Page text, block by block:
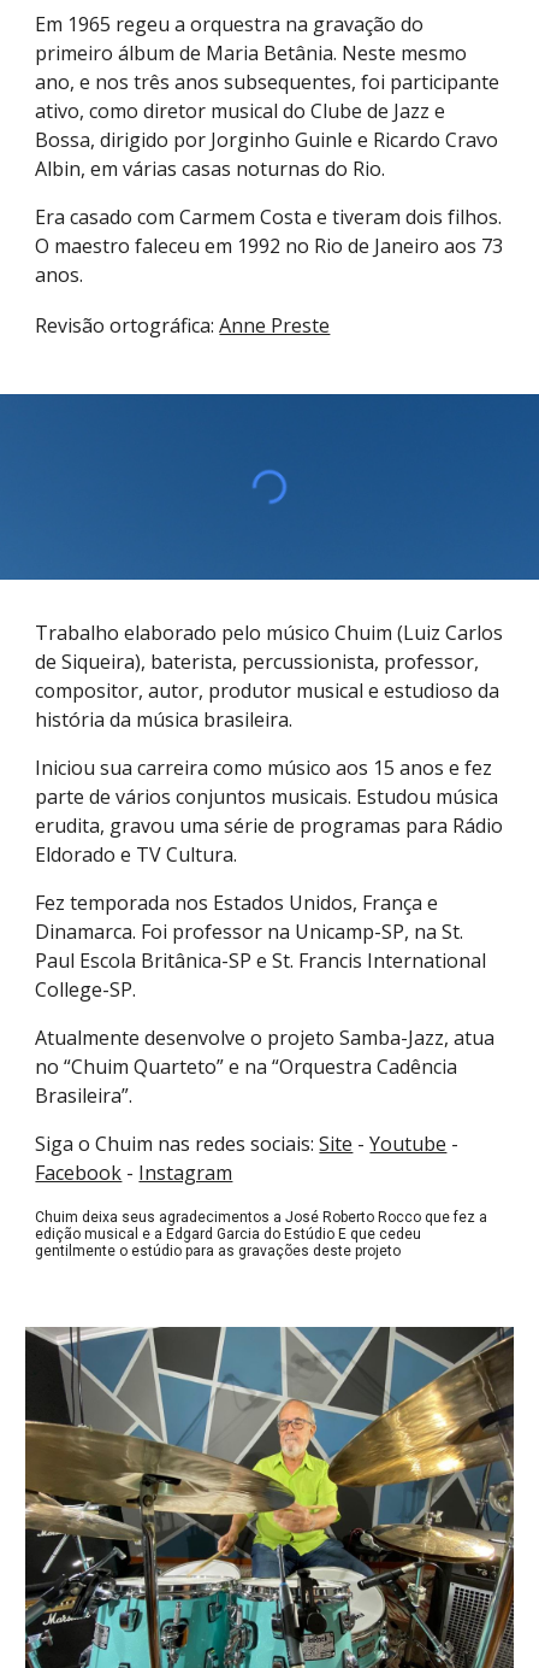
Em 1965 regeu a orquestra na gravação do
primeiro álbum de Maria Betânia. Neste mesmo
ano, e nos três anos subsequentes, foi participante
ativo, como diretor musical do Clube de Jazz e
Bossa, dirigido por Jorginho Guinle e Ricardo Cravo
Albin, em várias casas noturnas do Rio.
Era casado com Carmem Costa e tiveram dois filhos.
O maestro faleceu em 1992 no Rio de Janeiro aos 73
anos.
Revisão ortográfica:Anne Preste
Trabalho elaborado pelo músico Chuim (Luiz Carlos
de Siqueira), baterista, percussionista, professor,
compositor, autor, produtor musical e estudioso da
história da música brasileira.
Iniciou sua carreira como músico aos 15 anos e fez
parte de vários conjuntos musicais. Estudou música
erudita, gravou uma série de programas para Rádio
Eldorado e TV Cultura.
Fez temporada nos Estados Unidos, França e
Dinamarca. Foi professor na Unicamp-SP, na St.
Paul Escola Britânica-SP e St. Francis International
College-SP.
Atualmente desenvolve o projeto Samba-Jazz, atua
no “Chuim Quarteto” e na “Orquestra Cadência
Brasileira”.
Siga o Chuim nas redes sociais:Site -Youtube -
Facebook - Instagram
Chuim deixa seus agradecimentos a José Roberto Rocco que fez a
edição musical e a Edgard Garcia do Estúdio E que cedeu
gentilmente o estúdio para as gravações deste projeto